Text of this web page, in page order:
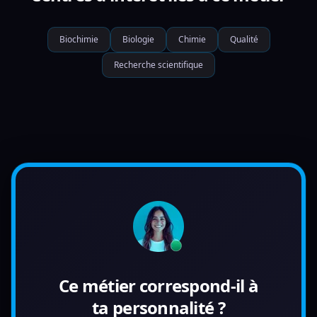
Biochimie Biologie Chimie Qualité
Recherche scientifique
Ce métier correspond-il à
ta personnalité ?